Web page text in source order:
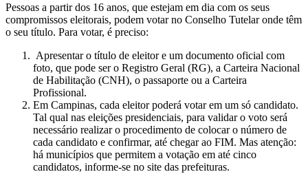
Pessoas a partir dos 16 anos, que estejam em dia com os seus
compromissos eleitorais, podem votar no Conselho Tutelar onde têm
o seu título. Para votar, é preciso:
Apresentar o título de eleitor e um documento oficial com
foto, que pode ser o Registro Geral (RG), a Carteira Nacional
de Habilitação (CNH), o passaporte ou a Carteira
Profissional.
Em Campinas, cada eleitor poderá votar em um só candidato.
Tal qual nas eleições presidenciais, para validar o voto será
necessário realizar o procedimento de colocar o número de
cada candidato e confirmar, até chegar ao FIM. Mas atenção:
há municípios que permitem a votação em até cinco
candidatos, informe-se no site das prefeituras.